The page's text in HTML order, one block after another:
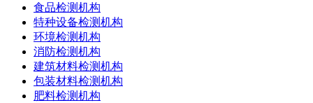
食品检测机构
特种设备检测机构
环境检测机构
消防检测机构
建筑材料检测机构
包装材料检测机构
肥料检测机构